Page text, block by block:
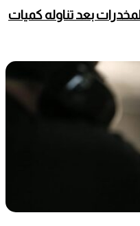
بعد تناوله كميات